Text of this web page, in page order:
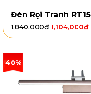
Đèn Rọi Tranh RT15
1,840,000₫ 1,104,000₫
40%